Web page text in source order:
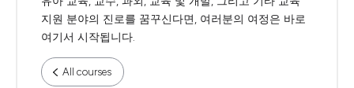
지원 분야의 진로를 꿈꾸신다면, 여러분의 여정은 바로
여기서 시작됩니다.
All courses